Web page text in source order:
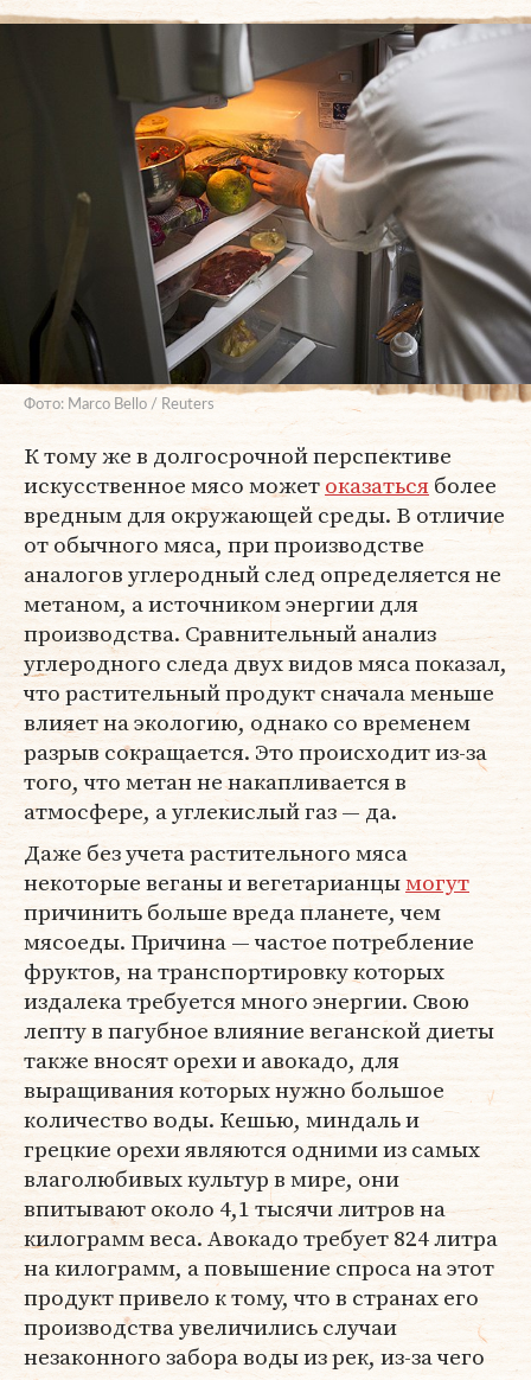
Фото: Marco Bello / Reuters
К тому же в долгосрочной перспективе
искусственное мясо можетоказатьсяболее
вредным для окружающей среды. В отличие
от обычного мяса, при производстве
аналогов углеродный след определяется не
метаном, а источником энергии для
производства. Сравнительный анализ
углеродного следа двух видов мяса показал,
что растительный продукт сначала меньше
влияет на экологию, однако со временем
разрыв сокращается. Это происходит из-за
того, что метан не накапливается в
атмосфере, а углекислый газ — да.
Даже без учета растительного мяса
некоторые веганы и вегетарианцымогут
причинить больше вреда планете, чем
мясоеды. Причина — частое потребление
фруктов, на транспортировку которых
издалека требуется много энергии. Свою
лепту в пагубное влияние веганской диеты
также вносят орехи и авокадо, для
выращивания которых нужно большое
количество воды. Кешью, миндаль и
грецкие орехи являются одними из самых
влаголюбивых культур в мире, они
впитывают около 4,1 тысячи литров на
килограмм веса. Авокадо требует 824 литра
на килограмм, а повышение спроса на этот
продукт привело к тому, что в странах его
производства увеличились случаи
незаконного забора воды из рек, из-за чего